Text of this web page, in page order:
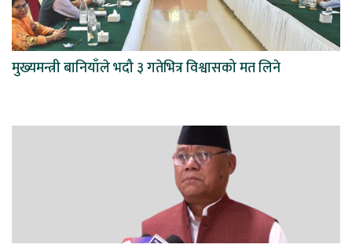
मुख्यमन्त्री बानियाँले भदौ ३ गतेभित्र विश्वासको मत लिने